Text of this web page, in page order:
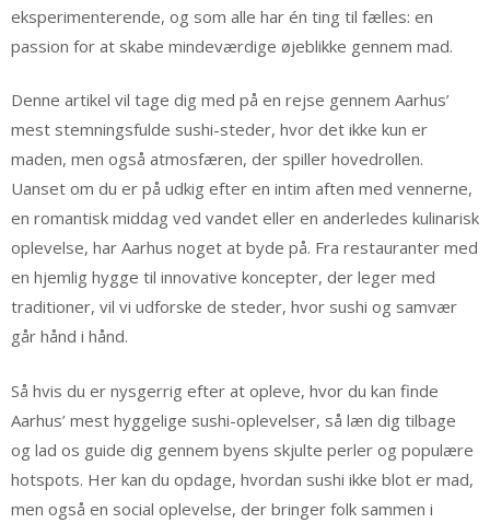
eksperimenterende, og som alle har én ting til fælles: en
passion for at skabe mindeværdige øjeblikke gennem mad.
Denne artikel vil tage dig med på en rejse gennem Aarhus’
mest stemningsfulde sushi-steder, hvor det ikke kun er
maden, men også atmosfæren, der spiller hovedrollen.
Uanset om du er på udkig efter en intim aften med vennerne,
en romantisk middag ved vandet eller en anderledes kulinarisk
oplevelse, har Aarhus noget at byde på. Fra restauranter med
en hjemlig hygge til innovative koncepter, der leger med
traditioner, vil vi udforske de steder, hvor sushi og samvær
går hånd i hånd.
Så hvis du er nysgerrig efter at opleve, hvor du kan finde
Aarhus’ mest hyggelige sushi-oplevelser, så læn dig tilbage
og lad os guide dig gennem byens skjulte perler og populære
hotspots. Her kan du opdage, hvordan sushi ikke blot er mad,
men også en social oplevelse, der bringer folk sammen i